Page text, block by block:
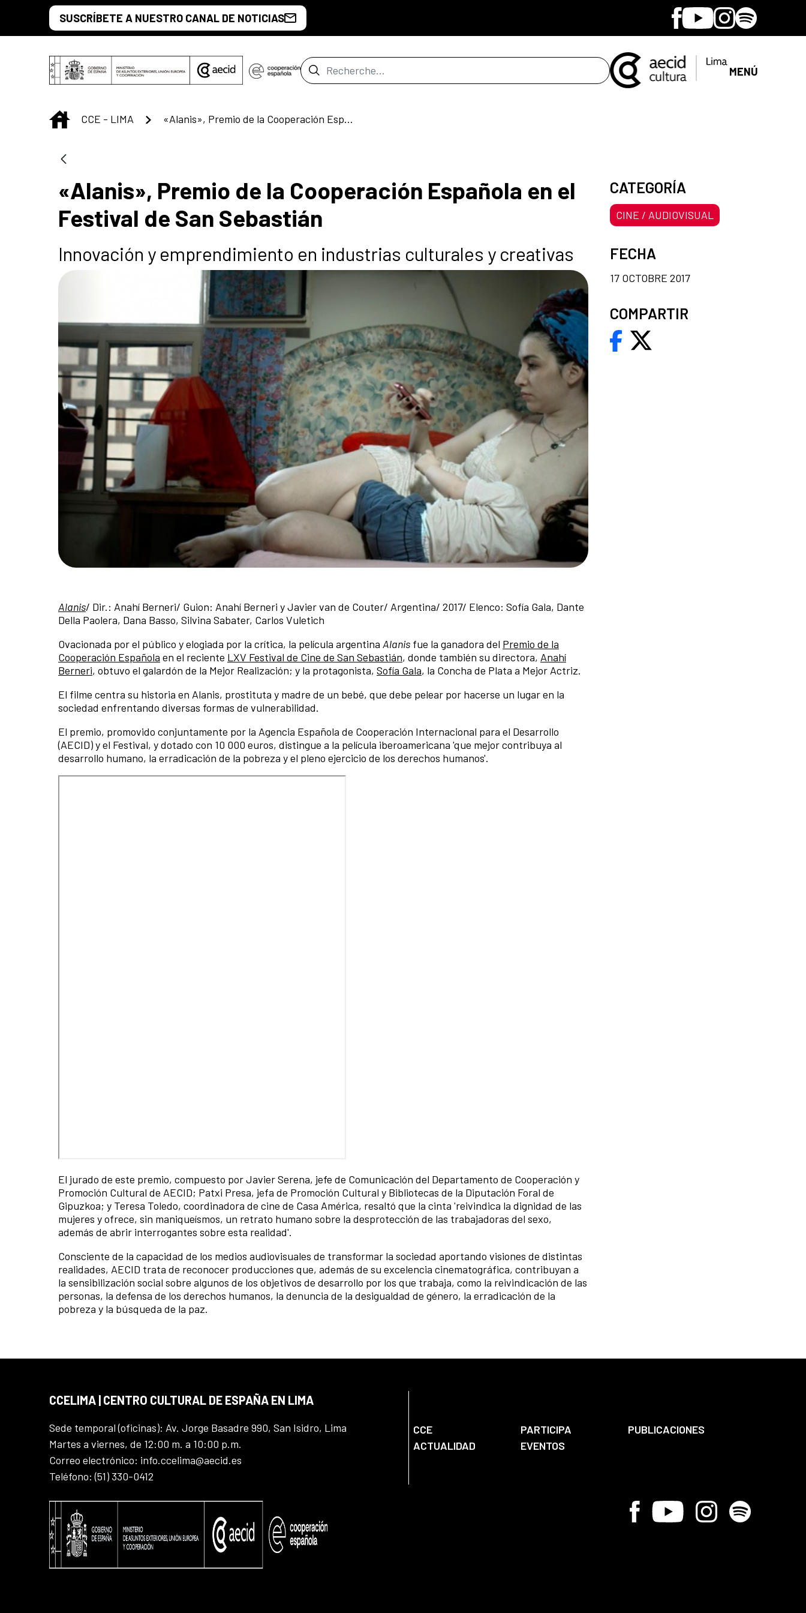
Saut au contenu principal
SUSCRÍBETE A NUESTRO CANAL DE NOTICIAS Facebook
YoutubeInstagram
Spotify
Barre de recherche MENÚ
INICIO
CCE - LIMA «Alanis», Premio de la Cooperación Española en el Festival de San Sebastián
«Alanis», Premio de la Cooperación Española en el
Festival de San Sebastián
Innovación y emprendimiento en industrias culturales y creativas
Alanis/ Dir.: Anahí Berneri/ Guion: Anahí Berneri y Javier van de Couter/ Argentina/ 2017/ Elenco: Sofía Gala, Dante
Della Paolera, Dana Basso, Silvina Sabater, Carlos Vuletich
Ovacionada por el público y elogiada por la crítica, la película argentina Alanis fue la ganadora del Premio de la
Cooperación Española en el reciente LXV Festival de Cine de San Sebastián, donde también su directora, Anahí
Berneri, obtuvo el galardón de la Mejor Realización; y la protagonista, Sofía Gala, la Concha de Plata a Mejor Actriz.
El filme centra su historia en Alanis, prostituta y madre de un bebé, que debe pelear por hacerse un lugar en la
sociedad enfrentando diversas formas de vulnerabilidad.
El premio, promovido conjuntamente por la Agencia Española de Cooperación Internacional para el Desarrollo
(AECID) y el Festival, y dotado con 10 000 euros, distingue a la película iberoamericana 'que mejor contribuya al
desarrollo humano, la erradicación de la pobreza y el pleno ejercicio de los derechos humanos'.
El jurado de este premio, compuesto por Javier Serena, jefe de Comunicación del Departamento de Cooperación y
Promoción Cultural de AECID; Patxi Presa, jefa de Promoción Cultural y Bibliotecas de la Diputación Foral de
Gipuzkoa; y Teresa Toledo, coordinadora de cine de Casa América, resaltó que la cinta 'reivindica la dignidad de las
mujeres y ofrece, sin maniqueísmos, un retrato humano sobre la desprotección de las trabajadoras del sexo,
además de abrir interrogantes sobre esta realidad'.
Consciente de la capacidad de los medios audiovisuales de transformar la sociedad aportando visiones de distintas
realidades, AECID trata de reconocer producciones que, además de su excelencia cinematográfica, contribuyan a
la sensibilización social sobre algunos de los objetivos de desarrollo por los que trabaja, como la reivindicación de las
personas, la defensa de los derechos humanos, la denuncia de la desigualdad de género, la erradicación de la
pobreza y la búsqueda de la paz.
CATEGORÍA
CINE / AUDIOVISUAL
FECHA
17 OCTOBRE 2017
COMPARTIR
CCELIMA | CENTRO CULTURAL DE ESPAÑA EN LIMA
Sede temporal (oficinas): Av. Jorge Basadre 990, San Isidro, Lima
Martes a viernes, de 12:00 m. a 10:00 p.m.
Correo electrónico: info.ccelima@aecid.es
Teléfono: (51) 330-0412
CCE PARTICIPA
PUBLICACIONES
ACTUALIDAD
EVENTOS
Facebook
Youtube InstagramSpotify